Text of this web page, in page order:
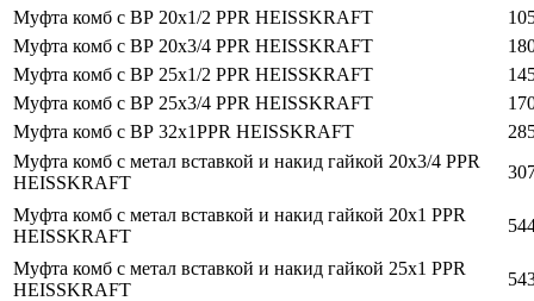
Муфта комб с ВР 20х1/2 PPR HEISSKRAFT
Муфта комб с ВР 20х3/4 PPR HEISSKRAFT
Муфта комб с ВР 25х1/2 PPR HEISSKRAFT
Муфта комб с ВР 25х3/4 PPR HEISSKRAFT
Муфта комб с ВР 32х1PPR HEISSKRAFT
Муфта комб с метал вставкой и накид гайкой 20х3/4 PPR
HEISSKRAFT
Муфта комб с метал вставкой и накид гайкой 20х1 PPR
HEISSKRAFT
Муфта комб с метал вставкой и накид гайкой 25х1 PPR
HEISSKRAFT